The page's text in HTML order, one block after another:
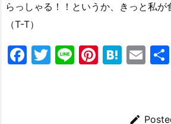
らっしゃる！！というか、きっと私が
（T-T）
F
T
Li Pi H
E
l
